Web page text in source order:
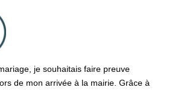
je souhaitais faire preuve
de mon arrivée à la mairie. Grâce à